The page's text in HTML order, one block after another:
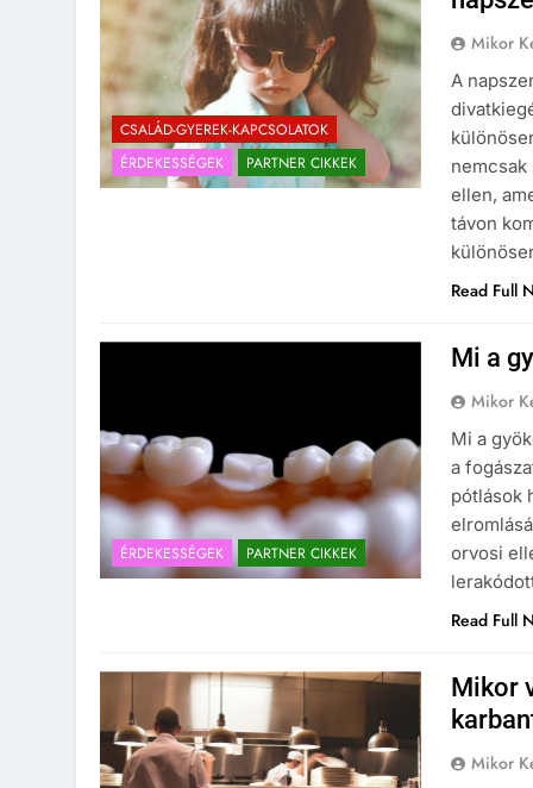
CSALÁD-GYEREK-KAPCSOLATOK
ÉRDEKESSÉGEK
PARTNER CIKKEK
Mikor
A
nemcsak
ellen,
távon
Read Full
ÉRDEKESSÉGEK PARTNER CIKKEK
Mi a
Mikor
Mi a
a
pótlások
orvosi
Read Full
Mikor
Mikor